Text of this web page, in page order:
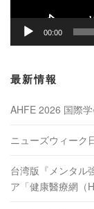
00:00
最新情報
AHFE 2026 国際
ニューズウィーク
台湾版『メンタル
ア「健康醫療網（